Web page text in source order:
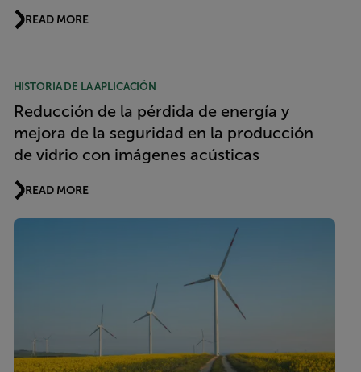
READ MORE
HISTORIA DE LA APLICACIÓN
Reducción de la pérdida de energía y
mejora de la seguridad en la producción
de vidrio con imágenes acústicas
READ MORE